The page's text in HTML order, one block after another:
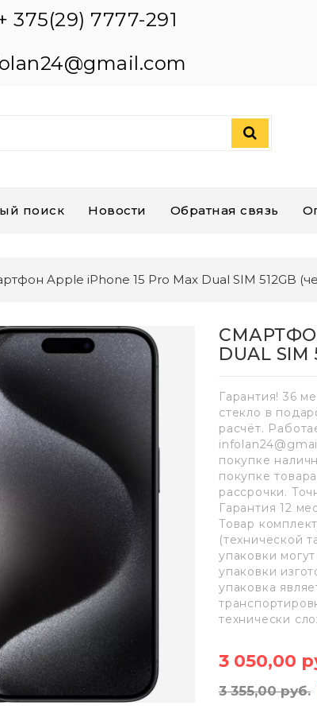
375(29) 7777-291
поиск Новости Обратная связь
Apple iPhone 15 Pro Max Dual SIM 512GB
СМАРТФОН
DUAL
Гарантия! 36
стекло в
расчёт.
покупке
покупке
рассрочки.
Гарантия 12
Товар
(технической
упаковки
упаковки
упаковка
технически
3 050,00
3 355,00 руб.